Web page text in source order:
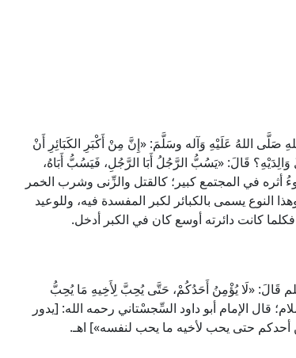
اللهُ عَلَيْهِ وَآله وسَلَّمَ: «إِنَّ مِنْ أَكْبَرِ الكَبَائِرِ أَنْ
قَالَ: «يَسُبُّ الرَّجُلُ أَبَا الرَّجُلِ، فَيَسُبُّ أَبَاهُ،
في المجتمع كبير؛ كالقتل والزِّنى وشرب الخمر
النوع يسمى بالكبائر لكبر المفسدة فيه، وللوعيد
كانت دائرته أوسع كان في الكبر أدخل.
قَالَ: «لَا يُؤْمِنُ أَحَدُكُمْ، حَتَّى يُحِبَّ لِأَخِيهِ مَا يُحِبُّ
قال الإمام أبو داود السِّجسْتاني رحمه الله: [يدور
أحدكم حتى يحب لأخيه ما يحب لنفسه»] اهـ.